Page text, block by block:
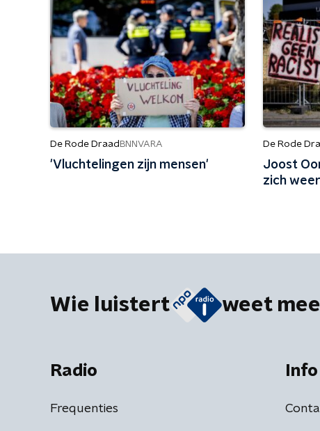
De Rode Draad BNNVARA
'Vluchtelingen zijn mensen'
De Rode
Joost
zich
Wie luistert weet
Radio
Frequenties
Info